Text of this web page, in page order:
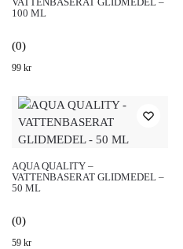
100 ML
(0)
99 kr
AQUA QUALITY –
VATTENBASERAT GLIDMEDEL –
50 ML
(0)
59 kr